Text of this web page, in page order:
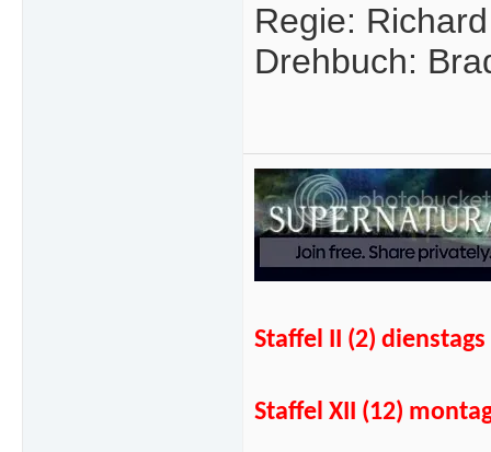
Regie:
Drehbuch:
Staffel II (2)
Staffel XII (12)